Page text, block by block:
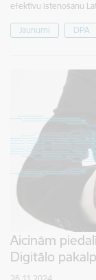
efektīvu īstenošanu
Jaunumi DPA
Aicinām
Digitālo